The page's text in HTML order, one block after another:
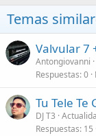
Temas
Valvular 7
Antongiovanni
Respuestas 0
Tu Tele Te
DJ T3
Respuestas 15